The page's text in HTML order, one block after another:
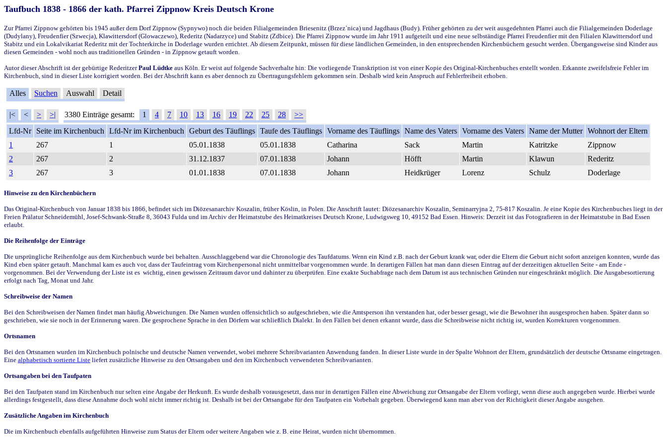
Taufbuch 1838 - 1866 der kath. Pfarrei Zippnow Kreis Deutsch Krone
Zur Pfarrei Zippnow gehörten bis 1945 außer dem Dorf Zippnow (Sypnywo) noch die beiden Filialgemeinden Briesenitz (Brzez`nica) und Jagdhaus (Budy). Früher gehörten zu der weit ausgedehnten Pfarrei auch die Filialgemeinden Doderlage
(Dudylany), Freudenfier (Szwecja), Klawittersdorf (Glowaczewo), Rederitz (Nadarzyce) und Stabitz (Zdbice). Die Pfarrei Zippnow wurde im Jahr 1911 aufgeteilt und eine neue selbständige Pfarrei Freudenfier mit den Filialen Klawittersdorf und
Stabitz und ein Lokalvikariat Rederitz mit der Tochterkirche in Doderlage wurden errichtet. Ab diesem Zeitpunkt, müssen für diese ländlichen Gemeinden, in den entsprechenden Kirchenbüchern gesucht werden. Übergangsweise sind Kinder aus
diesen Gemeinden - wohl noch aus traditionellen Gründen - in Zippnow getauft worden.
Autor dieser Abschrift ist der gebürtige RederitzerPaul Lüdtke aus Köln. Er weist auf folgende Sachverhalte hin: Die vorliegende Transkription ist von einer Kopie des Original-Kirchenbuches erstellt worden. Erkannte zweifelsfreie Fehler im
Kirchenbuch, sind in dieser Liste korrigiert worden. Bei der Abschrift kann es aber dennoch zu Übertragungsfehlern gekommen sein. Deshalb wird kein Anspruch auf Fehlerfreiheit erhoben.
Alles Suchen Auswahl Detail
|< < > >| 3380 Einträge gesamt: 1 4 7 10 13 16 19 22 25 28
>>
Lfd-Nr
Seite im Kirchenbuch Lfd-Nr im Kirchenbuch Geburt des Täuflings Taufe des Täuflings Vorname des Täuflings Name des Vaters Vorname des Vaters Name der Mutter Wohnort der Eltern
1
267 1 05.01.1838 05.01.1838 Catharina Sack Martin Katritzke
Zippnow
2
267 2 31.12.1837 07.01.1838 Johann Höfft Martin Klawun
Rederitz
3
267 3 01.01.1838 07.01.1838 Johann Heidkrüger Lorenz Schulz Doderlage
Hinweise zu den Kirchenbüchern
Das Original-Kirchenbuch von Januar 1838 bis 1866, befindet sich im Diözesanarchiv Koszalin, früher Köslin, in Polen. Die Anschrift lautet: Diözesanarchiv Koszalin, Seminarryjna 2, 75-817 Koszalin. Je eine Kopie des Kirchenbuches liegt in der
Freien Prälatur Schneidemühl, Josef-Schwank-Straße 8, 36043 Fulda und im Archiv der Heimatstube des Heimatkreises Deutsch Krone, Ludwigsweg 10, 49152 Bad Essen. Hinweis: Derzeit ist das Fotografieren in der Heimatstube in Bad Essen
erlaubt.
Die Reihenfolge der Einträge
Die ursprüngliche Reihenfolge aus dem Kirchenbuch wurde bei behalten. Ausschlaggebend war die Chronologie des Taufdatums. Wenn ein Kind z.B. nach der Geburt krank war, oder die Eltern die Geburt nicht sofort anzeigen konnten, wurde das
Kind eben später getauft. Manchmal kam es auch vor, dass der Taufeintrag vom Kirchenpersonal nicht unmittelbar vorgenommen wurde. In derartigen Fällen hat man dann diesen Eintrag auf der derzeitigen aktuellen Seite - am Ende -
vorgenommen. Bei der Verwendung der Liste ist es wichtig, einen gewissen Zeitraum davor und dahinter zu überprüfen. Eine exakte Suchabfrage nach dem Datum ist aus technischen Gründen nur eingeschränkt möglich. Die Ausgabesortierung
erfolgt nach Tag, Monat und Jahr.
Schreibweise der Namen
Bei den Schreibweisen der Namen findet man häufig Abweichungen. Die Namen wurden offensichtlich so aufgeschrieben, wie die Amtsperson ihn verstanden hat, oder besser gesagt, wie die Bewohner ihn ausgesprochen haben. Später dann so
geschrieben, wie sie noch in der Erinnerung waren. Die gesprochene Sprache in den Dörfern war schließlich Dialekt. In den Fällen bei denen erkannt wurde, dass die Schreibweise nicht richtig ist, wurden Korrekturen vorgenommen.
Ortsnamen
Bei den Ortsnamen wurden im Kirchenbuch polnische und deutsche Namen verwendet, wobei mehrere Schreibvarianten Anwendung fanden. In dieser Liste wurde in der Spalte Wohnort der Eltern, grundsätzlich der deutsche Ortsname eingetragen.
Eine alphabetisch sortierte Liste liefert zusätzliche Hinweise zu den Ortsangaben und den im Kirchenbuch verwendeten Schreibvarianten.
Ortsangaben bei den Taufpaten
Bei den Taufpaten stand im Kirchenbuch nur selten eine Angabe der Herkunft. Es wurde deshalb vorausgesetzt, dass nur in derartigen Fällen eine Abweichung zur Ortsangabe der Eltern vorliegt, wenn diese auch angegeben wurde. Hierbei wurde
allerdings festgestellt, dass diese Annahme doch wohl nicht immer richtig ist. Deshalb ist bei der Ortsangabe für den Taufpaten ein Vorbehalt gegeben. Überwiegend kann man aber von der Richtigkeit dieser Angabe ausgehen.
Zusätzliche Angaben im Kirchenbuch
Die im Kirchenbuch ebenfalls aufgeführten Hinweise zum Status der Eltern oder weitere Angaben wie z. B. eine Heirat, wurden nicht übernommen.